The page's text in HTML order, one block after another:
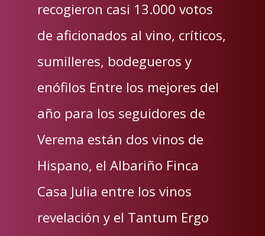
recogieron casi 13.000 votos
de aficionados al vino, críticos,
sumilleres, bodegueros y
enófilos Entre los mejores del
año para los seguidores de
Verema están dos vinos de
Hispano, el Albariño Finca
Casa Julia entre los vinos
revelación y el Tantum Ergo